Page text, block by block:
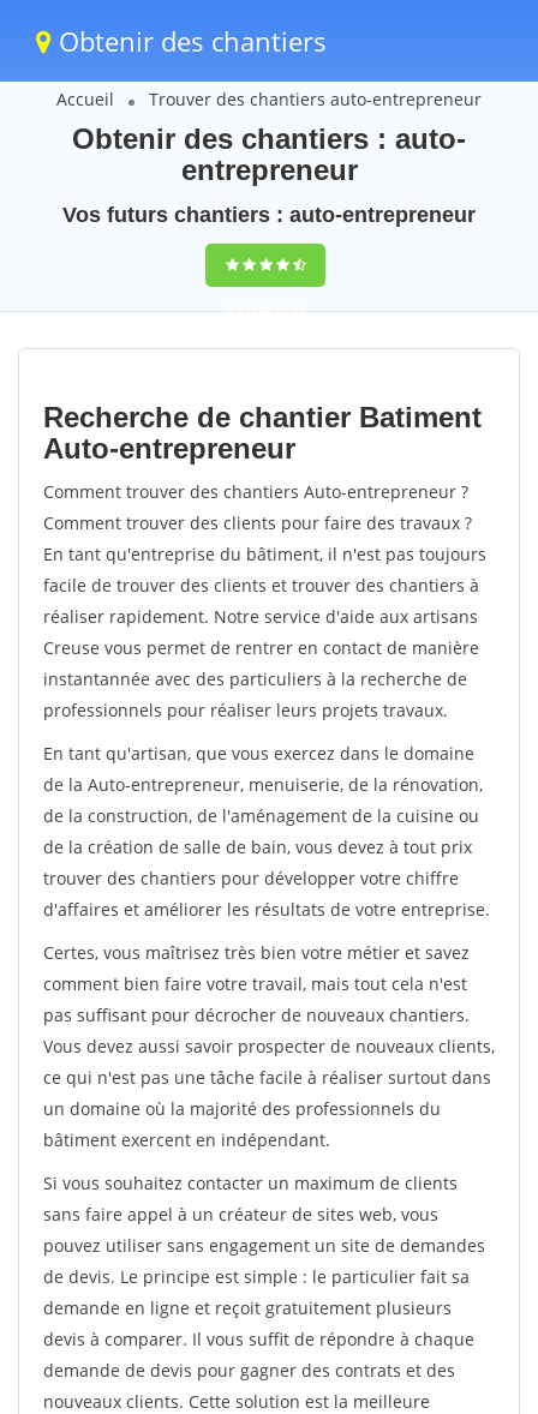
Obtenir des chantiers
Accueil Trouver des chantiers auto-entrepreneur
Obtenir des chantiers : auto-
entrepreneur
Vos futurs chantiers : auto-entrepreneur
9,5(100%)44
votes
Recherche de chantier Batiment
Auto-entrepreneur
Comment trouver des chantiers Auto-entrepreneur ?
Comment trouver des clients pour faire des travaux ?
En tant qu'entreprise du bâtiment, il n'est pas toujours
facile de trouver des clients et trouver des chantiers à
réaliser rapidement. Notre service d'aide aux artisans
Creuse vous permet de rentrer en contact de manière
instantannée avec des particuliers à la recherche de
professionnels pour réaliser leurs projets travaux.
En tant qu'artisan, que vous exercez dans le domaine
de la Auto-entrepreneur, menuiserie, de la rénovation,
de la construction, de l'aménagement de la cuisine ou
de la création de salle de bain, vous devez à tout prix
trouver des chantiers pour développer votre chiffre
d'affaires et améliorer les résultats de votre entreprise.
Certes, vous maîtrisez très bien votre métier et savez
comment bien faire votre travail, mais tout cela n'est
pas suffisant pour décrocher de nouveaux chantiers.
Vous devez aussi savoir prospecter de nouveaux clients,
ce qui n'est pas une tâche facile à réaliser surtout dans
un domaine où la majorité des professionnels du
bâtiment exercent en indépendant.
Si vous souhaitez contacter un maximum de clients
sans faire appel à un créateur de sites web, vous
pouvez utiliser sans engagement un site de demandes
de devis. Le principe est simple : le particulier fait sa
demande en ligne et reçoit gratuitement plusieurs
devis à comparer. Il vous suffit de répondre à chaque
demande de devis pour gagner des contrats et des
nouveaux clients. Cette solution est la meilleure